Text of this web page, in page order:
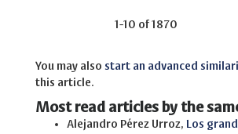
1-10 of 1870
You may also start an advanced
this article.
Most read articles by the
Alejandro Pérez Urroz, Los